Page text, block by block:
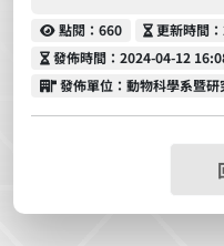
點閱
點閱：660 更新時間
更新時間
發佈時間
發佈時間：2024-04-12
發佈單位
發佈單位：動物科學系暨研